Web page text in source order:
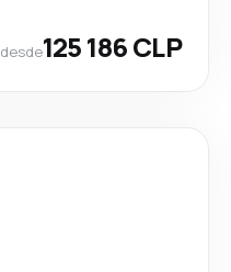
desde125 186 CLP